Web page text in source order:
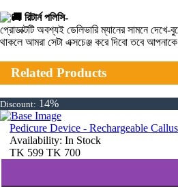
রিটার্ন পলিসি-
প্রোডাক্টটি অবশ্যই ডেলিভারি ম্যানের সামনে
থাকলে আমরা সেটা এক্সচেঞ্জ করে দিবো তবে আপনাকে
Related Products
Discount: 14%
Pedicure Device - Rechargeable
Availability: In Stock
TK 599 TK 700